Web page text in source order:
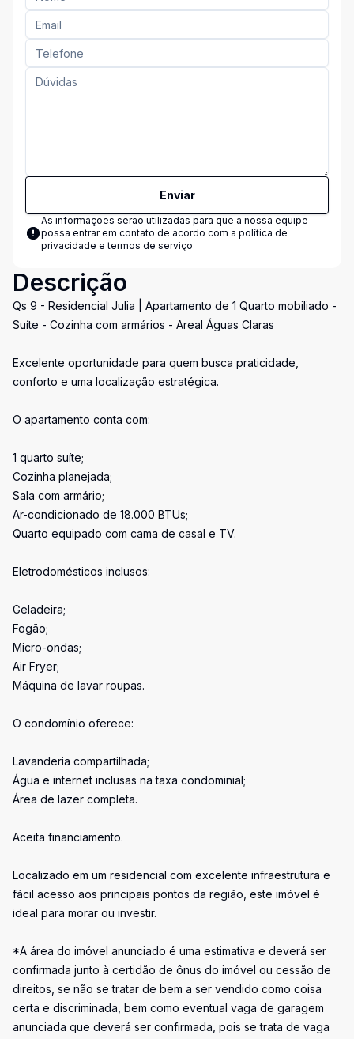
Enviar
As informações serão utilizadas para que a nossa equipe
possa entrar em contato de acordo com a política de
privacidade e termos de serviço
Descrição
Qs 9 - Residencial Julia | Apartamento de 1 Quarto mobiliado -
Suíte - Cozinha com armários - Areal Águas Claras
Excelente oportunidade para quem busca praticidade,
conforto e uma localização estratégica.
O apartamento conta com:
1 quarto suíte;
Cozinha planejada;
Sala com armário;
Ar-condicionado de 18.000 BTUs;
Quarto equipado com cama de casal e TV.
Eletrodomésticos inclusos:
Geladeira;
Fogão;
Micro-ondas;
Air Fryer;
Máquina de lavar roupas.
O condomínio oferece:
Lavanderia compartilhada;
Água e internet inclusas na taxa condominial;
Área de lazer completa.
Aceita financiamento.
Localizado em um residencial com excelente infraestrutura e
fácil acesso aos principais pontos da região, este imóvel é
ideal para morar ou investir.
*A área do imóvel anunciado é uma estimativa e deverá ser
confirmada junto à certidão de ônus do imóvel ou cessão de
direitos, se não se tratar de bem a ser vendido como coisa
certa e discriminada, bem como eventual vaga de garagem
anunciada que deverá ser confirmada, pois se trata de vaga